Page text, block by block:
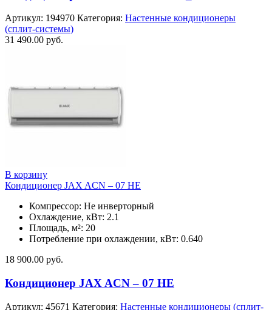
Артикул: 194970 Категория: Настенные кондиционеры
(сплит-системы)
31 490.00 руб.
В корзину
Кондиционер JAX ACN – 07 HE
Компрессор: Не инверторный
Охлаждение, кВт: 2.1
Площадь, м²: 20
Потребление при охлаждении, кВт: 0.640
18 900.00 руб.
Кондиционер JAX ACN – 07 HE
Артикул: 45671 Категория: Настенные кондиционеры (сплит-